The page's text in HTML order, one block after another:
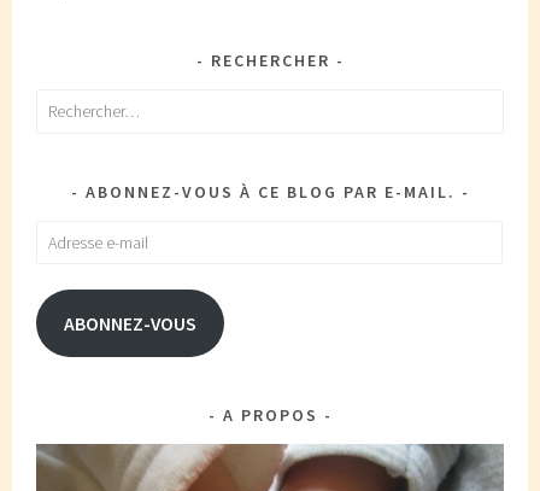
RECHERCHER
Rechercher :
ABONNEZ-VOUS À CE BLOG PAR E-MAIL.
Adresse
mail
ABONNEZ-VOUS
A PROPOS